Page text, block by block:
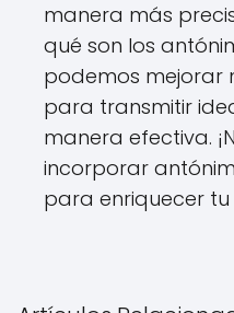
manera más
qué son los
podemos mejorar
para transmitir
manera efectiva.
incorporar
para enriquecer tu